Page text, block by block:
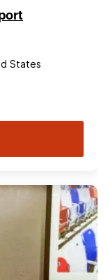
States